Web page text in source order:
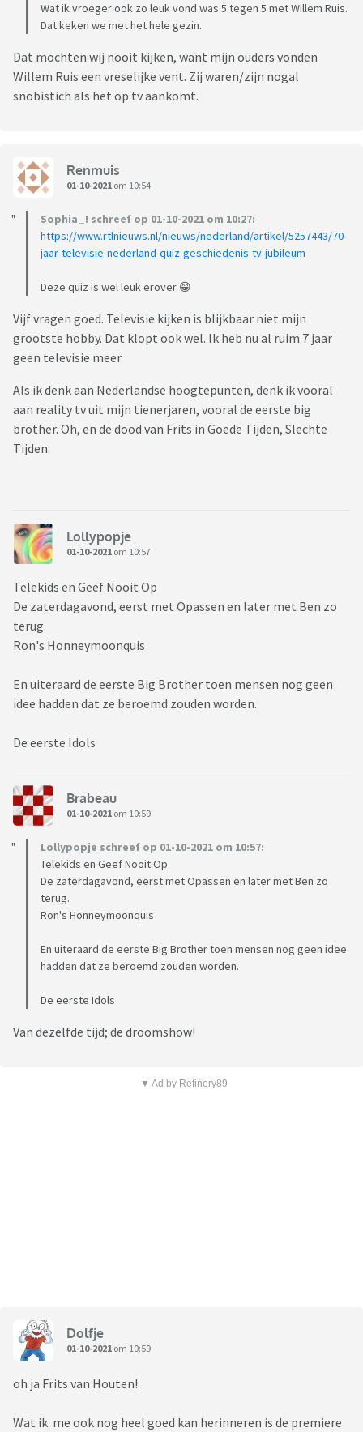
Wat ik vroeger ook zo leuk vond was 5 tegen 5 met Willem Ruis.
Dat keken we met het hele gezin.
Dat mochten wij nooit kijken, want mijn ouders vonden
Willem Ruis een vreselijke vent. Zij waren/zijn nogal
snobistich als het op tv aankomt.
Renmuis
01-10-2021 om 10:54
Sophia_! schreef op 01-10-2021 om 10:27:
https://www.rtlnieuws.nl/nieuws/nederland/artikel/5257443/70-
jaar-televisie-nederland-quiz-geschiedenis-tv-jubileum
Deze quiz is wel leuk erover 😁
Vijf vragen goed. Televisie kijken is blijkbaar niet mijn
grootste hobby. Dat klopt ook wel. Ik heb nu al ruim 7 jaar
geen televisie meer.
Als ik denk aan Nederlandse hoogtepunten, denk ik vooral
aan reality tv uit mijn tienerjaren, vooral de eerste big
brother. Oh, en de dood van Frits in Goede Tijden, Slechte
Tijden.
Lollypopje
01-10-2021 om 10:57
Telekids en Geef Nooit Op
De zaterdagavond, eerst met Opassen en later met Ben zo
terug.
Ron's Honneymoonquis
En uiteraard de eerste Big Brother toen mensen nog geen
idee hadden dat ze beroemd zouden worden.
De eerste Idols
Brabeau
01-10-2021 om 10:59
Lollypopje schreef op 01-10-2021 om 10:57:
Telekids en Geef Nooit Op
De zaterdagavond, eerst met Opassen en later met Ben zo
terug.
Ron's Honneymoonquis
En uiteraard de eerste Big Brother toen mensen nog geen idee
hadden dat ze beroemd zouden worden.
De eerste Idols
Van dezelfde tijd; de droomshow!
▼ Ad by Refinery89
Dolfje
01-10-2021 om 10:59
oh ja Frits van Houten!
Wat ik me ook nog heel goed kan herinneren is de premiere